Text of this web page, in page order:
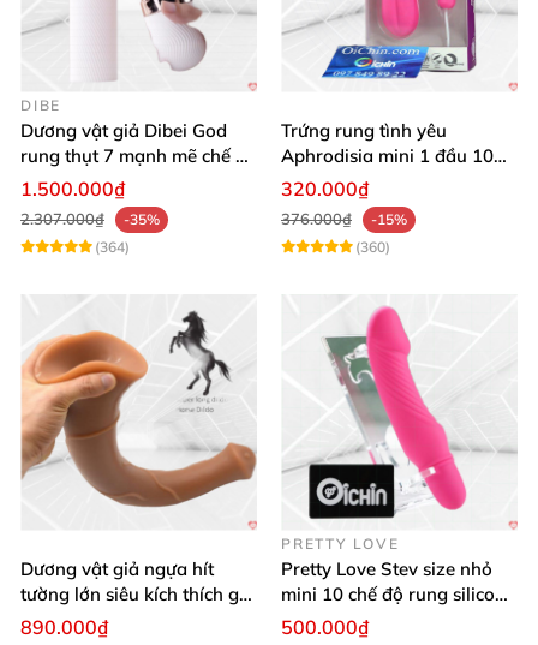
DIBE
Dương vật giả Dibei God
rung thụt 7 mạnh mẽ chế độ
tỏa nhiệt
1.500.000₫
2.307.000₫
-35%
(364)
Trứng rung tình yêu
Aphrodisia mini 1 đầu 10
chế độ rung đa năng
320.000₫
376.000₫
-15%
(360)
Dương vật giả ngựa hít
tường lớn siêu kích thích gai
nổi
890.000₫
PRETTY LOVE
Pretty Love Stev size nhỏ
mini 10 chế độ rung silicone
mềm
500.000₫